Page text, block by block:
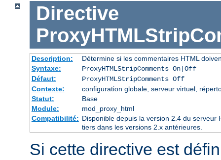
Directive
Description:
Détermine si les commentaires HTML
Syntaxe:
ProxyHTMLStripComments On|Off
Défaut:
ProxyHTMLStripComments Off
Contexte:
configuration globale, serveur virtuel,
Statut:
Base
Module:
mod_proxy_html
Compatibilité: Disponible depuis la version 2.4 du serveur
tiers dans les versions 2.x antérieures.
Si cette directive est